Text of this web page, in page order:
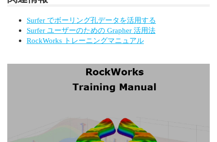
Surfer でボーリング孔データを活用する
Surfer ユーザーのための Grapher 活用法
RockWorks トレーニングマニュアル